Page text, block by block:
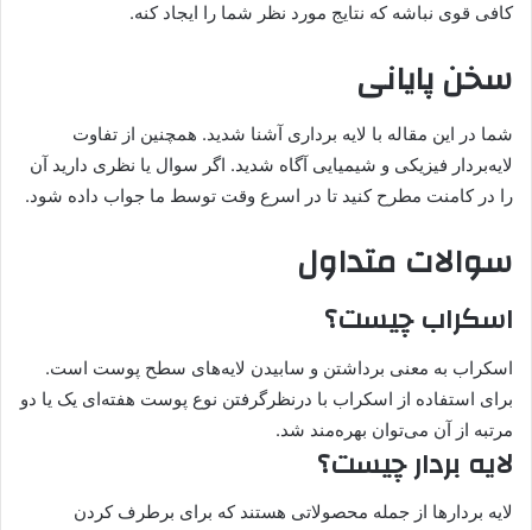
کافی قوی نباشه که نتایج مورد نظر شما را ایجاد کنه.
سخن پایانی
شما در این مقاله با لایه برداری آشنا شدید. همچنین از تفاوت
لایه‌بردار فیزیکی و شیمیایی آگاه شدید. اگر سوال یا نظری دارید آن
را در کامنت مطرح کنید تا در اسرع وقت توسط ما جواب داده شود.
سوالات متداول
اسکراب چیست؟
اسکراب به معنی برداشتن و سابیدن لایه‌های سطح پوست است.
برای استفاده از اسکراب با درنظرگرفتن نوع پوست هفته‌ای یک یا دو
مرتبه از آن می‌توان بهره‌مند شد.
لایه بردار چیست؟
لایه ‌بردارها از جمله محصولاتی هستند که برای برطرف کردن